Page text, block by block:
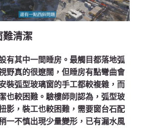
難清潔
有其中一間睡房。最觸目都落地弧
野真的很遼闊，但睡房有點彎曲會
裝弧型玻璃窗的手工都較複雜，而
也較困難。驗樓師則認為，弧型玻
影，裝工也較困難，需要窗台石配
一不慎出現少量變形，已有漏水風